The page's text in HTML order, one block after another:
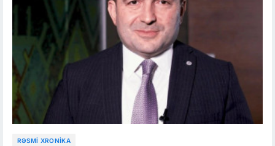
RƏSMI XRONIKA